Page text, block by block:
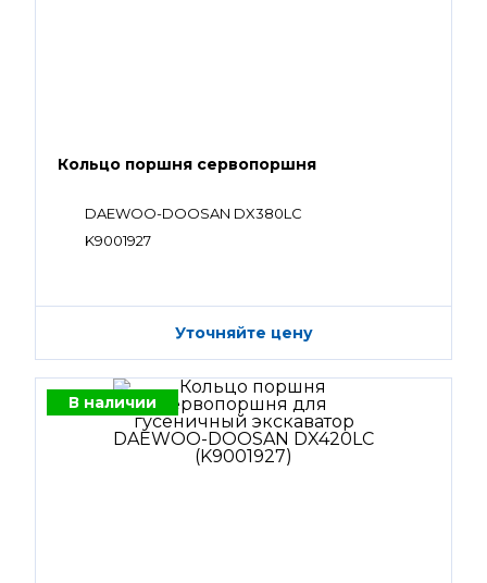
Кольцо поршня сервопоршня
DAEWOO-DOOSAN DX380LC
K9001927
Уточняйте цену
В наличии